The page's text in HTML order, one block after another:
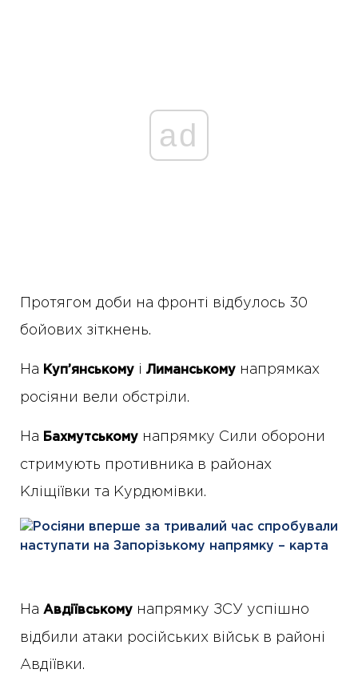
ad
Протягом доби на фронті відбулось 30
бойових зіткнень.
На Куп’янському і Лиманському напрямках
росіяни вели обстріли.
На Бахмутському напрямку Сили оборони
стримують противника в районах
Кліщіївки та Курдюмівки.
На Авдіївському напрямку ЗСУ успішно
відбили атаки російських військ в районі
Авдіївки.